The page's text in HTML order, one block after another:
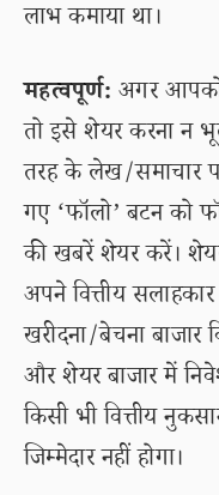
लाभ कमाया था।
महत्वपूर्ण: अगर
तो इसे शेयर करना
तरह के लेख/समाचार
गए ‘फॉलो’ बटन को
की खबरें शेयर करें।
अपने वित्तीय
खरीदना/बेचना
और शेयर बाजार में
किसी भी वित्तीय
जिम्मेदार नहीं होगा।